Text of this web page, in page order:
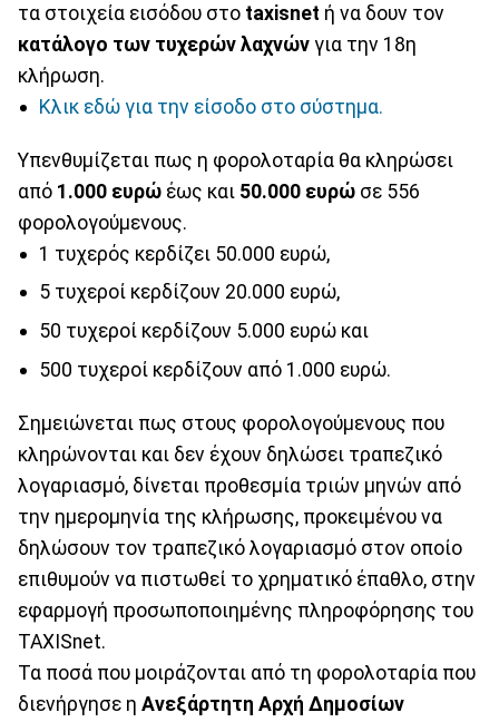
τα στοιχεία εισόδου στο taxisnet ή να δουν τον
κατάλογο των τυχερών λαχνών για την 18η
κλήρωση.
Κλικ εδώ για την είσοδο στο σύστημα.
Υπενθυμίζεται πως η φορολοταρία θα κληρώσει
από 1.000 ευρώ έως και 50.000 ευρώ σε 556
φορολογούμενους.
1 τυχερός κερδίζει 50.000 ευρώ,
5 τυχεροί κερδίζουν 20.000 ευρώ,
50 τυχεροί κερδίζουν 5.000 ευρώ και
500 τυχεροί κερδίζουν από 1.000 ευρώ.
Σημειώνεται πως στους φορολογούμενους που
κληρώνονται και δεν έχουν δηλώσει τραπεζικό
λογαριασμό, δίνεται προθεσμία τριών μηνών από
την ημερομηνία της κλήρωσης, προκειμένου να
δηλώσουν τον τραπεζικό λογαριασμό στον οποίο
επιθυμούν να πιστωθεί το χρηματικό έπαθλο, στην
εφαρμογή προσωποποιημένης πληροφόρησης του
TAXISnet.
Τα ποσά που μοιράζονται από τη φορολοταρία που
διενήργησε η Ανεξάρτητη Αρχή Δημοσίων